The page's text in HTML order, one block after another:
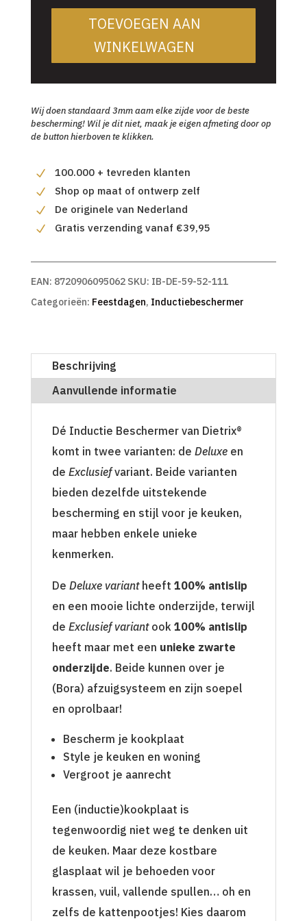
TOEVOEGEN AAN
WINKELWAGEN
Wij doen standaard 3mm aam elke zijde voor de beste
bescherming! Wil je dit niet, maak je eigen afmeting door op
de button hierboven te klikken.
100.000 + tevreden klanten
Shop op maat of ontwerp zelf
De originele van Nederland
Gratis verzending vanaf €39,95
EAN: 8720906095062 SKU: IB-DE-59-52-111
Categorieën: Feestdagen, Inductiebeschermer
Beschrijving
Aanvullende informatie
Dé Inductie Beschermer van Dietrix®
komt in twee varianten: de Deluxeen
de Exclusiefvariant. Beide varianten
bieden dezelfde uitstekende
bescherming en stijl voor je keuken,
maar hebben enkele unieke
kenmerken.
De Deluxe variantheeft 100% antislip
en een mooie lichte onderzijde, terwijl
de Exclusief variantook 100% antislip
heeft maar met een unieke zwarte
onderzijde. Beide kunnen over je
(Bora) afzuigsysteem en zijn soepel
en oprolbaar!
Bescherm je kookplaat
Style je keuken en woning
Vergroot je aanrecht
Een (inductie)kookplaat is
tegenwoordig niet weg te denken uit
de keuken. Maar deze kostbare
glasplaat wil je behoeden voor
krassen, vuil, vallende spullen… oh en
zelfs de kattenpootjes! Kies daarom